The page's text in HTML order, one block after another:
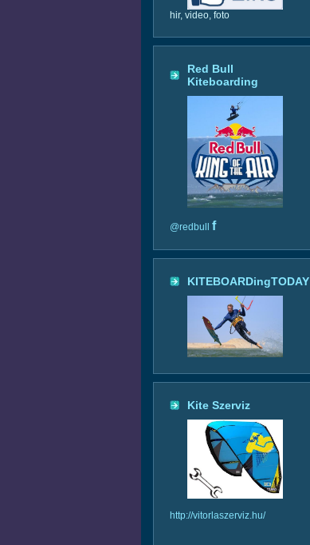
hir, video, foto
Red Bull
Kiteboarding
@redbull f
KITEBOARDingTODAY
Kite Szerviz
http://vitorlaszerviz.hu/